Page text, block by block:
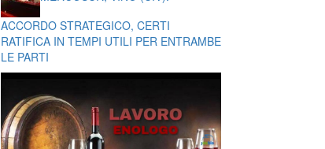
ACCORDO STRATEGICO, CERTI
RATIFICA IN TEMPI UTILI PER ENTRAMBE
LE PARTI